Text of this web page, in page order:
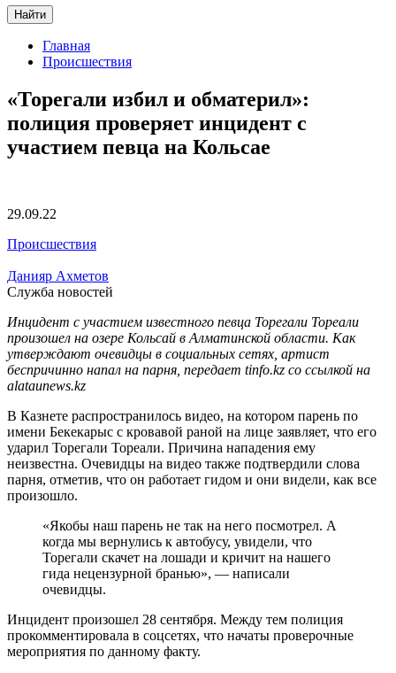
Найти
Главная
Происшествия
«Торегали избил и обматерил»:
полиция проверяет инцидент с
участием певца на Кольсае
29.09.22
Происшествия
Данияр Ахметов
Служба новостей
Инцидент с участием известного певца Торегали Тореали
произошел на озере Кольсай в Алматинской области. Как
утверждают очевидцы в социальных сетях, артист
беспричинно напал на парня, передает tinfo.kz со ссылкой на
alataunews.kz
В Казнете распространилось видео, на котором парень по
имени Бекекарыс с кровавой раной на лице заявляет, что его
ударил Торегали Тореали. Причина нападения ему
неизвестна. Очевидцы на видео также подтвердили слова
парня, отметив, что он работает гидом и они видели, как все
произошло.
«Якобы наш парень не так на него посмотрел. А
когда мы вернулись к автобусу, увидели, что
Торегали скачет на лошади и кричит на нашего
гида нецензурной бранью», — написали
очевидцы.
Инцидент произошел 28 сентября. Между тем полиция
прокомментировала в соцсетях, что начаты проверочные
мероприятия по данному факту.